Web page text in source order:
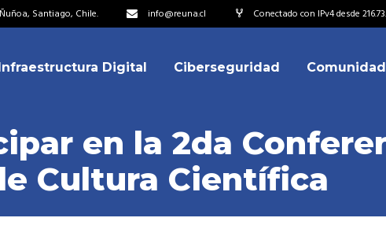
Santiago, Chile. info@reuna.cl Conectado con IPv4 desde
de Colaboración
Digital Ciberseguridad Comunidad
en la 2da
Cultura Científica